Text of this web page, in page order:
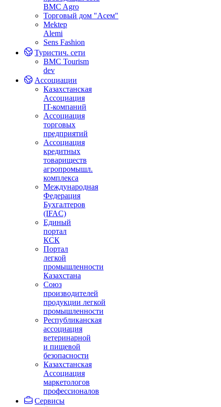
BMC Agro
Торговый дом "Асем"
Mektep
Alemi
Sens Fashion
Туристич. сети
BMC Tourism
dev
Ассоциации
Казахстанская
Ассоциация
IT-компаний
Ассоциация
торговых
предприятий
Ассоциация
кредитных
товариществ
агропромышл.
комплекса
Международная
Федерация
Бухгалтеров
(IFAC)
Единый
портал
КСК
Портал
легкой
промышленности
Казахстана
Союз
производителей
продукции легкой
промышленности
Республиканская
ассоциация
ветеринарной
и пищевой
безопасности
Казахстанская
Ассоциация
маркетологов
профессионалов
Сервисы